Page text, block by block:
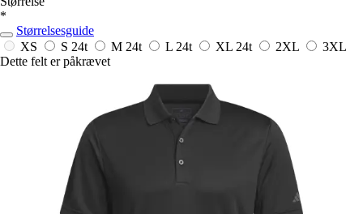
*
Størrelsesguide
XS
S 24t M 24t L 24t XL 24t 2XL
3XL
Dette felt er påkrævet